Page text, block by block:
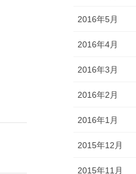
2016年5月
2016年4月
2016年3月
2016年2月
2016年1月
2015年12月
2015年11月